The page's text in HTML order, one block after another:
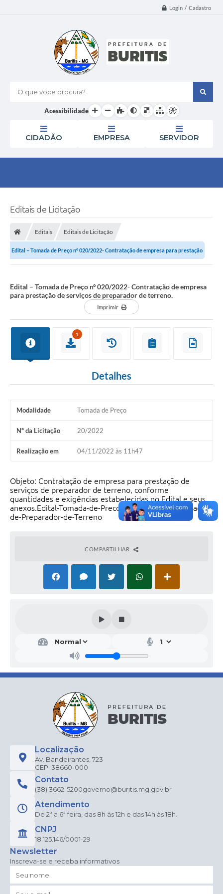
Login / Cadastro
O que voce procura?
Acessibilidade
CIDADÃO EMPRESA SERVIDOR
Editais de Licitação
Editais Editais de Licitação
Edital – Tomada de Preço nº 020/2022- Contratação de empresa para prestação
Edital – Tomada de Preço nº 020/2022- Contratação de empresa
para prestação de serviços de preparador de terreno.
Imprimir
1
Detalhes
Modalidade Tomada de Preço
Nº da Licitação 20/2022
Realização em 04/11/2022 às 11h47
Objeto: Contratação de empresa para prestação de
serviços de preparador de terreno, conforme
quantidades e exigências estabelecidas no Edital e seus
anexos.Edital-Tomada-de-Preco-020.2022-Contratacao-
de-Preparador-de-Terreno
COMPARTILHAR
Localização
Av. Bandeirantes, 723
CEP: 38660-000
Contato
(38) 3662-5200governo@buritis.mg.gov.br
Atendimento
De 2ª a 6ª feira, das 8h às 12h e das 14h às 18h.
CNPJ
18.125.146/0001-29
Newsletter
Inscreva-se e receba informativos